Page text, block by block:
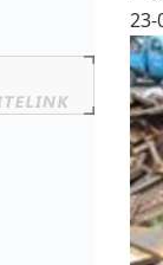
23-